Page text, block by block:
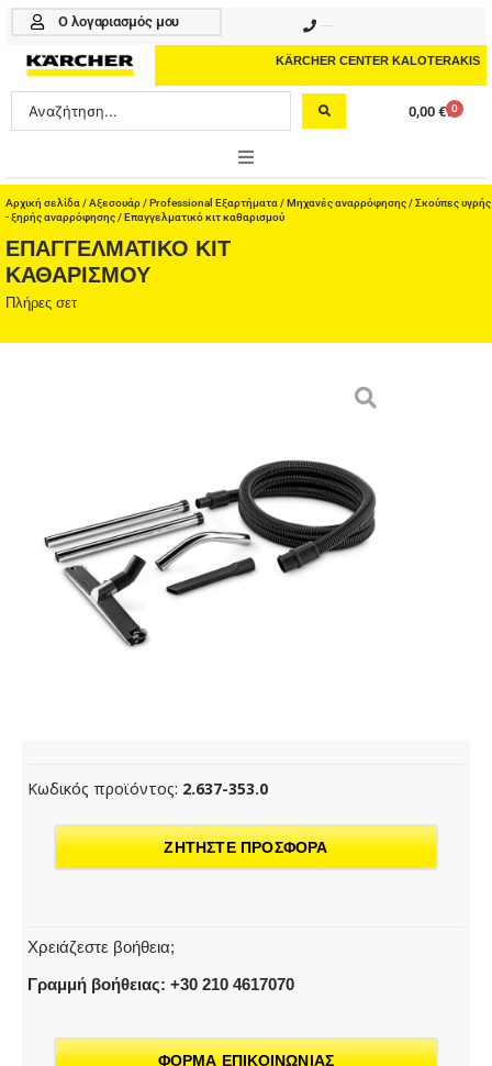
Μετάβαση
περιεχόμενο
Ο λογαριασμός μου
KÄRCHER CENTER KALOTERAKIS
Search
...
0,00 € 0
Cart
ONLINE SHOP
HOME & GARDEN
PROFESSIONAL
ΑΞΕΣΟΥΑΡ
Αρχική σελίδα /Αξεσουάρ/Professional Εξαρτήματα /Μηχανές αναρρόφησης/Σκούπες υγρής
- ξηρής αναρρόφησης/ Επαγγελματικό κιτ καθαρισμού
ΕΠΑΓΓΕΛΜΑΤΙΚΌ ΚΙΤ
ΚΑΘΑΡΙΣΜΟΎ
Πλήρες σετ
Κωδικός προϊόντος: 2.637-353.0
ΖΗΤΗΣΤΕ ΠΡΟΣΦΟΡΑ
Χρειάζεστε βοήθεια;
Γραμμή βοήθειας: +30 210 4617070
ΦΟΡΜΑ ΕΠΙΚΟΙΝΩΝΙΑΣ